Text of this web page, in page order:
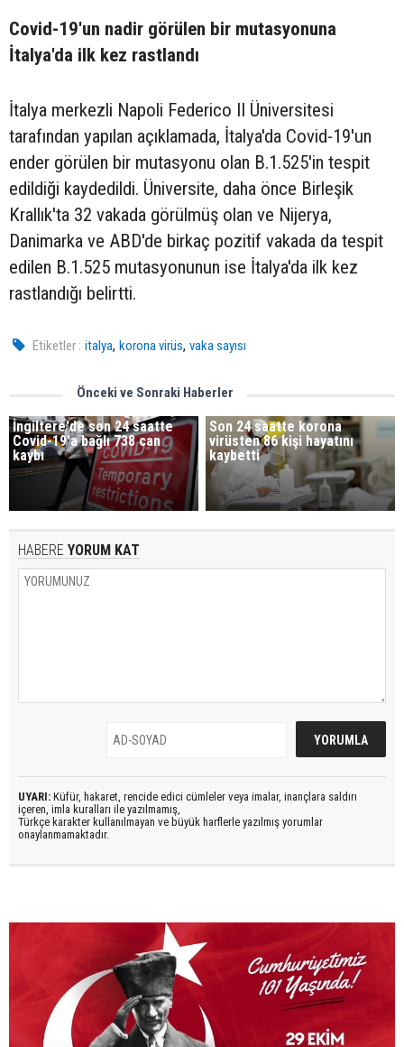
Covid-19'un nadir görülen bir mutasyonuna
İtalya'da ilk kez rastlandı
İtalya merkezli Napoli Federico II Üniversitesi
tarafından yapılan açıklamada, İtalya'da Covid-19'un
ender görülen bir mutasyonu olan B.1.525'in tespit
edildiği kaydedildi. Üniversite, daha önce Birleşik
Krallık'ta 32 vakada görülmüş olan ve Nijerya,
Danimarka ve ABD'de birkaç pozitif vakada da tespit
edilen B.1.525 mutasyonunun ise İtalya'da ilk kez
rastlandığı belirtti.
Etiketler : italya,korona virüs,vaka sayısı
Önceki ve Sonraki Haberler
İngiltere'de son 24 saatte
Covid-19'a bağlı 738 can
kaybı
Son 24 saatte korona
virüsten 86 kişi hayatını
kaybetti
HABERE YORUM KAT
UYARI: Küfür, hakaret, rencide edici cümleler veya imalar, inançlara saldırı
içeren, imla kuralları ile yazılmamış,
Türkçe karakter kullanılmayan ve büyük harflerle yazılmış yorumlar
onaylanmamaktadır.